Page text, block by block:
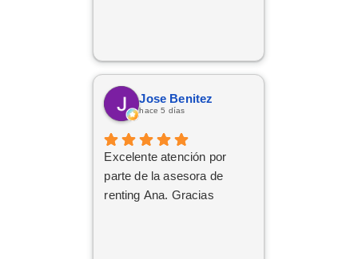
Jose Benitez
hace 5 días
Excelente atención por
parte de la asesora de
renting Ana. Gracias